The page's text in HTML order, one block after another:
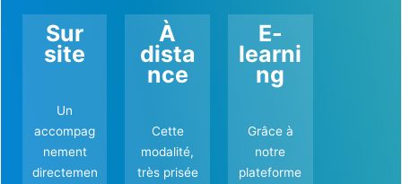
Sur
site
Un
accompag
nement
directemen
À
dista
nce
Cette
modalité,
très prisée
E-
learni
ng
Grâce à
notre
plateforme